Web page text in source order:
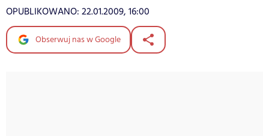
OPUBLIKOWANO: 22.01.2009, 16:00
Obserwuj nas w Google